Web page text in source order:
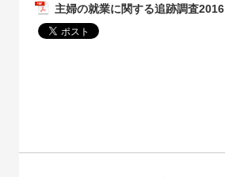
主婦の就業に関する追跡調査2016